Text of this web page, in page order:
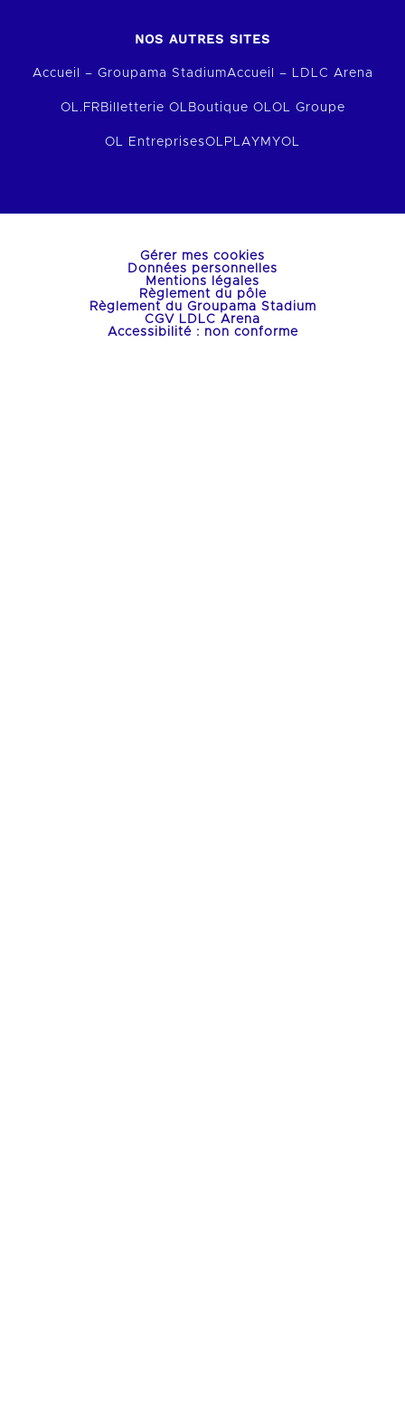
NOS AUTRES SITES
Accueil – Groupama StadiumAccueil – LDLC Arena
OL.FR Billetterie OL Boutique OL OL Groupe
OL EntreprisesOLPLAY MYOL
Gérer mes cookies
Données personnelles
Mentions légales
Règlement du pôle
Règlement du Groupama Stadium
CGV LDLC Arena
Accessibilité : non conforme